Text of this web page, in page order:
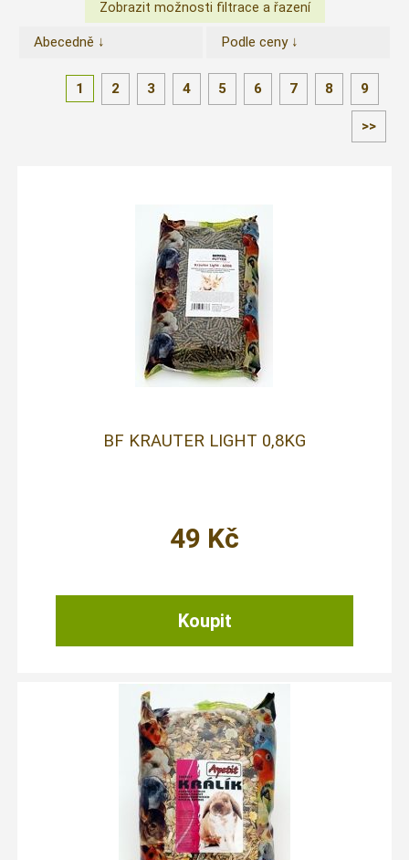
Abecedně ↓ Podle ceny ↓
1 2 3 4 5 6 7 8 9
>>
BF KRAUTER LIGHT 0,8KG
49 Kč